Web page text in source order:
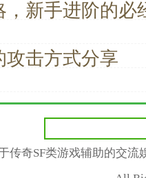
新手进阶的必
攻击方式分享
传奇SF类游戏辅助的交